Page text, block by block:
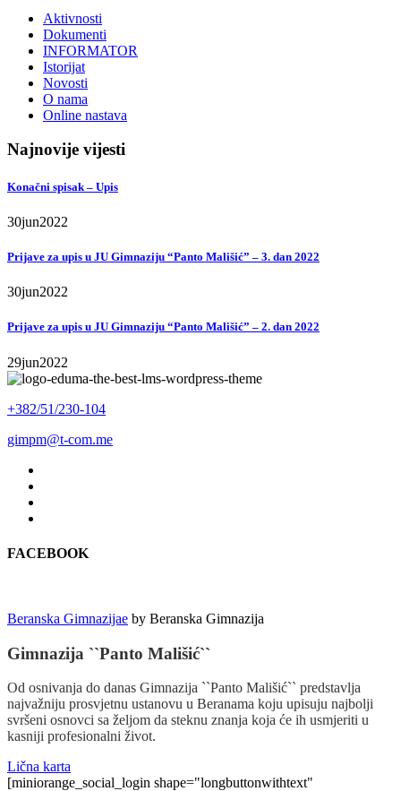
Aktivnosti
Dokumenti
INFORMATOR
Istorijat
Novosti
O nama
Online nastava
Najnovije vijesti
Konačni spisak – Upis
30jun2022
Prijave za upis u JU Gimnaziju “Panto Mališić” – 3. dan 2022
30jun2022
Prijave za upis u JU Gimnaziju “Panto Mališić” – 2. dan 2022
29jun2022
+382/51/230-104
gimpm@t-com.me
FACEBOOK
Beranska Gimnazijae by Beranska Gimnazija
Gimnazija ``Panto Mališić``
Od osnivanja do danas Gimnazija ``Panto Mališić`` predstavlja
najvažniju prosvjetnu ustanovu u Beranama koju upisuju najbolji
svršeni osnovci sa željom da steknu znanja koja će ih usmjeriti u
kasniji profesionalni život.
Lična karta
[miniorange_social_login shape="longbuttonwithtext"